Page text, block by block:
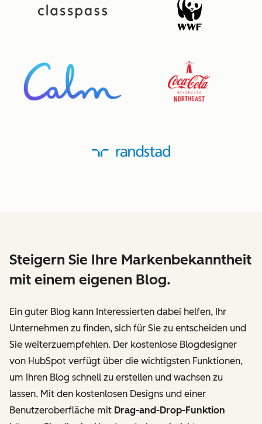
Steigern Sie Ihre Markenbekanntheit
mit einem eigenen Blog.
Ein guter Blog kann Interessierten dabei helfen, Ihr
Unternehmen zu finden, sich für Sie zu entscheiden und
Sie weiterzuempfehlen. Der kostenlose Blogdesigner
von HubSpot verfügt über die wichtigsten Funktionen,
um Ihren Blog schnell zu erstellen und wachsen zu
lassen. Mit den kostenlosen Designs und einer
Benutzeroberfläche mit Drag-and-Drop-Funktion